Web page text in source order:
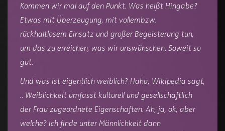
Kommen wir mal auf den Punkt. Was heißt Hingabe?
Etwas mit Überzeugung, mit vollembzw.
rückhaltlosem Einsatz und großer Begeisterung tun,
um das zu erreichen, was wir unswünschen. Soweit so
gut.
Und was ist eigentlich weiblich? Haha, Wikipedia sagt,
.. Weiblichkeit umfasst kulturell und gesellschaftlich
der Frau zugeordnete Eigenschaften. Ah, ja, ok, aber
welche? Ich finde unter Männlichkeit dann